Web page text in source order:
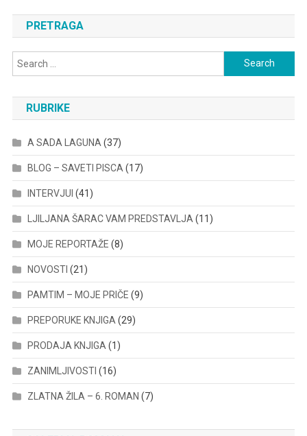
PRETRAGA
Search
for:
RUBRIKE
A SADA LAGUNA (37)
BLOG – SAVETI PISCA (17)
INTERVJUI (41)
LJILJANA ŠARAC VAM PREDSTAVLJA (11)
MOJE REPORTAŽE (8)
NOVOSTI (21)
PAMTIM – MOJE PRIČE (9)
PREPORUKE KNJIGA (29)
PRODAJA KNJIGA (1)
ZANIMLJIVOSTI (16)
ZLATNA ŽILA – 6. ROMAN (7)